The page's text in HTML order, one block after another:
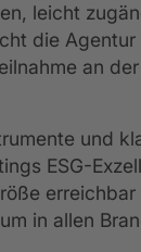
leicht
die
an
und
ESG-
in allen